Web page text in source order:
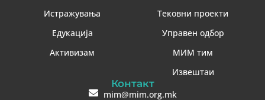
Истражувања
Едукација
Активизам
Тековни проекти
Управен одбор
МИМ тим
Извештаи
Контакт
mim@mim.org.mk